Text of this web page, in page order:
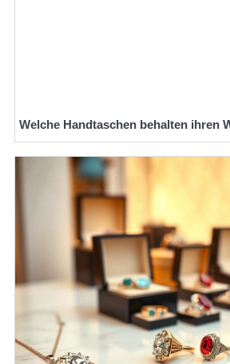
Welche Handtaschen behalten ihren